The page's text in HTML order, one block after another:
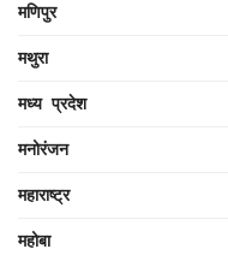
मणिपुर
मथुरा
मध्य प्रदेश
मनोरंजन
महाराष्ट्र
महोबा